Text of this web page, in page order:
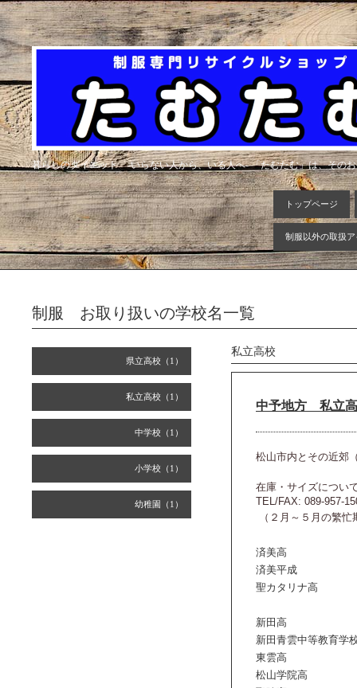
暮らしのダイエット -いらない人から、いる人へ- 「たむたむ」は、その
トップページ
制服以外の取扱
県立高校（1）
私立高校（1）
中学校（1）
小学校（1）
幼稚園（1）
制服 お取り扱いの学校名一覧
私立高校
中予地方 私立
松山市内とその近郊
在庫・サイズについ
TEL/FAX: 089-957-
（２月～５月の繁
済美高
済美平成
聖カタリナ高
新田高
新田青雲中等教育学
東雲高
松山学院高